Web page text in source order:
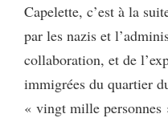
Capelette, c’est à la
par les nazis et
collaboration, et de
immigrées du quartier
« vingt mille